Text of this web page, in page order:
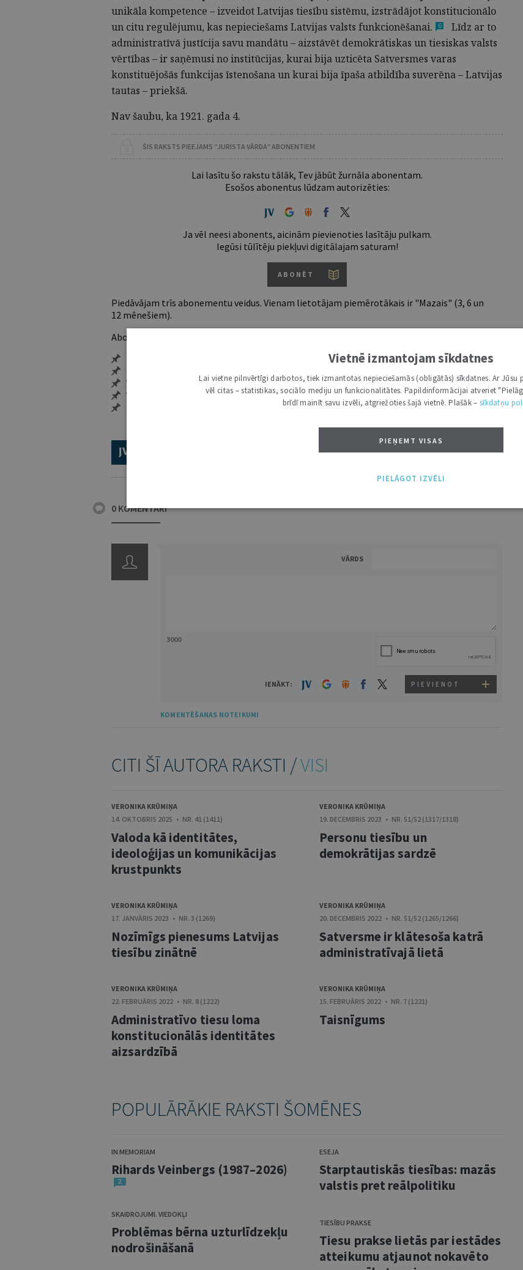
unikāla kompetence – izveidot Latvijas tiesību sistēmu, izstrādājot konstitucionālo
un citu regulējumu, kas nepieciešams Latvijas valsts funkcionēšanai. 6
Līdz ar to
administratīvā justīcija savu mandātu – aizstāvēt demokrātiskas un tiesiskas valsts
vērtības – ir saņēmusi no institūcijas, kurai bija uzticēta Satversmes varas
konstituējošās funkcijas īstenošana un kurai bija īpaša atbildība suverēna – Latvijas
tau­tas – priekšā.
Nav šaubu, ka 1921. gada 4.
ŠIS RAKSTS PIEEJAMS “JURISTA VĀRDA” ABONENTIEM
Lai lasītu šo rakstu tālāk, Tev jābūt žurnāla abonentam.
Esošos abonentus lūdzam autorizēties:
Ja vēl neesi abonents, aicinām pievienoties lasītāju pulkam.
Iegūsi tūlītēju piekļuvi digitālajam saturam!
ABONĒT
Piedāvājam trīs abonementu veidus. Vienam lietotājam piemērotākais ir "Mazais" (3, 6 un
12 mēnešiem).
Abonentu ieguvumi:
Vairāk nekā 18 000 rakstu un 2000 autoru
Visi tematiskie numuri un ikgadējie grāmatžurnāli
Personalizētās iespējas – piezīmes, citāti, mapes
TRĪS IESPĒJAS TAVAI IZVĒLEI: MAZAIS, VIDĒJAIS UN LIELAIS ABONEMENTS!
0 KOMENTĀRI
VĀRDS
3000
IENĀKT: PIEVIENOT
KOMENTĒŠANAS NOTEIKUMI
CITI ŠĪ AUTORA RAKSTI /VISI
VERONIKA KRŪMIŅA
14. OKTOBRIS 2025 • NR. 41 (1411)
Valoda kā identitātes,
ideoloģijas un komunikācijas
krustpunkts
VERONIKA KRŪMIŅA
19. DECEMBRIS 2023 • NR. 51/52 (1317/1318)
Personu tiesību un
demokrātijas sardzē
VERONIKA KRŪMIŅA
17. JANVĀRIS 2023 • NR. 3 (1269)
Nozīmīgs pienesums Latvijas
tiesību zinātnē
VERONIKA KRŪMIŅA
20. DECEMBRIS 2022 • NR. 51/52 (1265/1266)
Satversme ir klātesoša katrā
administratīvajā lietā
VERONIKA KRŪMIŅA
22. FEBRUĀRIS 2022 • NR. 8 (1222)
Administratīvo tiesu loma
konstitucionālās identitātes
aizsardzībā
VERONIKA KRŪMIŅA
15. FEBRUĀRIS 2022 • NR. 7 (1221)
Taisnīgums
POPULĀRĀKIE RAKSTI ŠOMĒNES
IN MEMORIAM
Rihards Veinbergs (1987–2026)
2
SKAIDROJUMI. VIEDOKĻI
Problēmas bērna uzturlīdzekļu
nodrošināšanā
ESEJA
Starptautiskās tiesības: mazās
valstis pret reālpolitiku
TIESĪBU PRAKSE
Tiesu prakse lietās par iestādes
atteikumu atjaunot nokavēto
Vietnē izmantojam sīkdatnes
Lai vietne pilnvērtīgi darbotos, tiek izmantotas nepieciešamās (obligātās) sīkdatnes. Ar Jūsu
vēl citas – statistikas, sociālo mediju un funkcionalitātes. Papildinformācijai atveriet
brīdī mainīt savu izvēli, atgriežoties šajā vietnē. Plašāk – sīkdatņu
PIEŅEMT VISAS
PIELĀGOT IZVĒLI